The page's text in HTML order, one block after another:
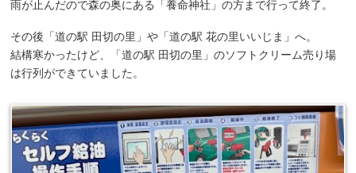
雨が止んだので森の奥にある「養命神社」の方まで行って終了。
その後「道の駅 田切の里」や「道の駅 花の里いいじま」へ。
結構寒かったけど、「道の駅 田切の里」のソフトクリーム売り場
は行列ができていました。